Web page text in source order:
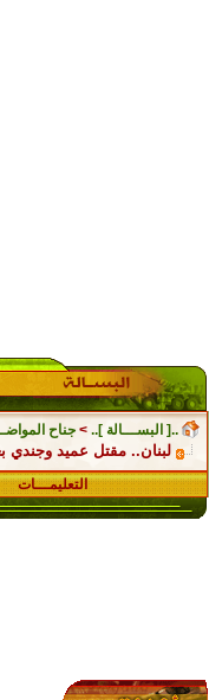
..[ البســـالة ].. > جناح
لبنان.. مقتل عميد وجندي
التعليمـــات